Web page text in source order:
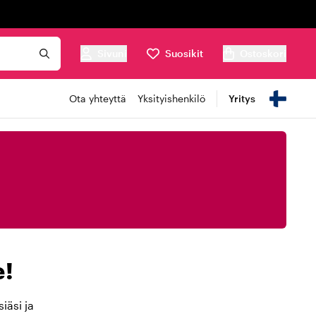
Suosikit
Ota yhteyttä Yksityishenkilö Yritys
ja